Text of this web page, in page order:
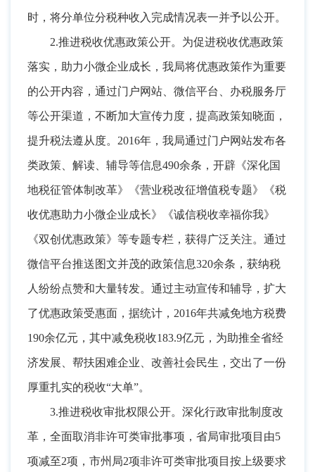
时 ， 将分单位分税种收入完成情况表一并予以公开。
2.推进税收优惠政策公开。 为促进税收优惠政策
落实，助力小微企业成长 ， 我局将优惠政策作为重要
的公开内容，通过门户网站、微信平台、办税服务厅
等公开渠道 ， 不断加大宣传力度，提高政策知晓面 ，
提升税法遵从度。2016年 ， 我局通过门户网站发布各
类政策、解读、辅导等信息490余条，开辟《深化国
地税征管体制改革》《营业税改征增值税专题》《税
收优惠助力小微企业成长》《诚信税收幸福你我》
《双创优惠政策》等专题专栏 ， 获得广泛关注。通过
微信平台推送图文并茂的政策信息320余条 ， 获纳税
人纷纷点赞和大量转发。通过主动宣传和辅导 ， 扩大
了优惠政策受惠面，据统计 ， 2016年共减免地方税费
190余亿元，其中减免税收183.9亿元 ， 为助推全省经
济发展、帮扶困难企业、改善社会民生，交出了一份
厚重扎实的税收“大单”。
3.推进税收审批权限公开。 深化行政审批制度改
革，全面取消非许可类审批事项 ， 省局审批项目由5
项减至2项，市州局2项非许可类审批项目按上级要求